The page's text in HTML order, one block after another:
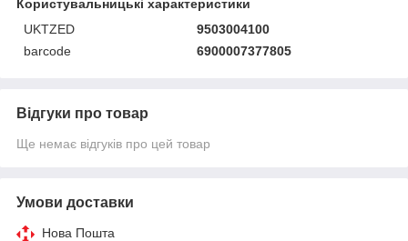
Користувальницькі характеристики
UKTZED
9503004100
barcode
6900007377805
Відгуки про товар
Ще немає відгуків про цей товар
Умови доставки
Нова Пошта